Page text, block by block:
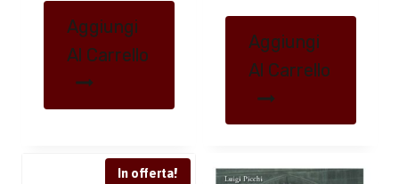
Aggiungi
Al Carrello
Aggiungi
Al Carrello
In offerta!